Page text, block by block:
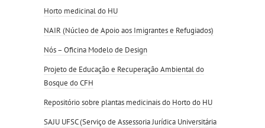
Horto medicinal do HU
NAIR (Núcleo de Apoio aos Imigrantes e Refugiados)
Nós – Oficina Modelo de Design
Projeto de Educação e Recuperação Ambiental do
Bosque do CFH
Repositório sobre plantas medicinais do Horto do HU
SAJU UFSC (Serviço de Assessoria Jurídica Universitária